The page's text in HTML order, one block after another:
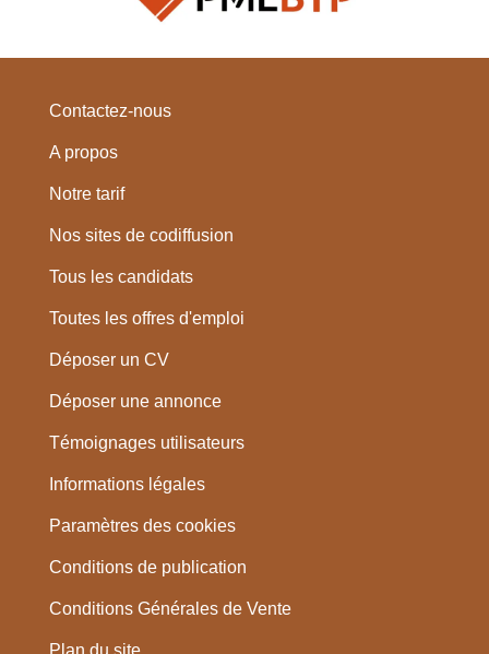
Contactez-nous
A propos
Notre tarif
Nos sites de codiffusion
Tous les candidats
Toutes les offres d'emploi
Déposer un CV
Déposer une annonce
Témoignages utilisateurs
Informations légales
Paramètres des cookies
Conditions de publication
Conditions Générales de Vente